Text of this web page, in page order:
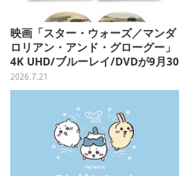
映画「スター・ウォーズ／マンダ
ロリアン・アンド・グローグー」
4K UHD/ブルーレイ/DVDが9月30
日発売！さらに数量限定でスチー
ルブックセットも
2026.7.21